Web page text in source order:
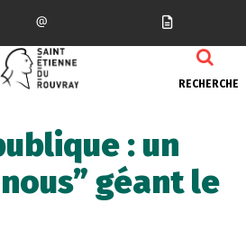
RECHERCHE
: un
géant le